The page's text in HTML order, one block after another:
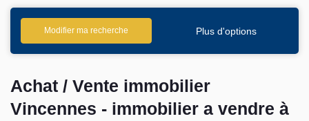
Louer
Gestion
Modifier ma recherche Plus d'options
Achat / Vente immobilier
Vincennes - immobilier a vendre à